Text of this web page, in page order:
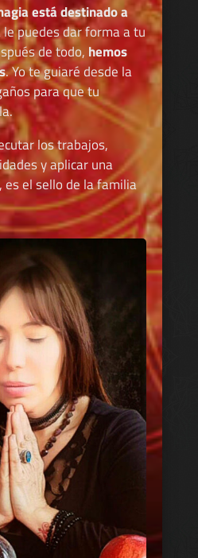
está destinado a
le puedes dar forma a tu
de todo, hemos
. Yo te guiaré desde la
para que tu
los trabajos,
y aplicar una
el sello de la familia